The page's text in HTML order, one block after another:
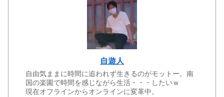
自遊人
自由気ままに時間に追われず生きるのがモットー。南
国の楽園で時間を感じながら生活・・・したいｗ
現在オフラインからオンラインに変革中。